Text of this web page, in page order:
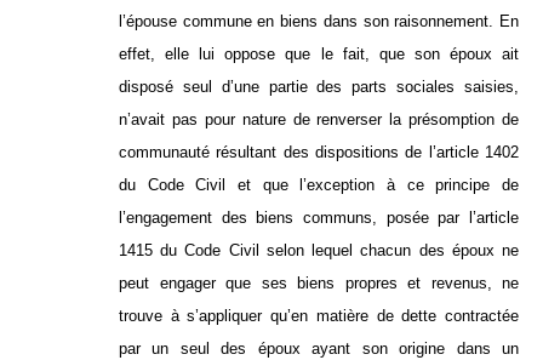
l’épouse commune en biens dans son raisonnement. En
effet, elle lui oppose que le fait, que son époux ait
disposé seul d’une partie des parts sociales saisies,
n’avait pas pour nature de renverser la présomption de
communauté résultant des dispositions de l’article 1402
du Code Civil et que l’exception à ce principe de
l’engagement des biens communs, posée par l’article
1415 du Code Civil selon lequel chacun des époux ne
peut engager que ses biens propres et revenus, ne
trouve à s’appliquer qu’en matière de dette contractée
par un seul des époux ayant son origine dans un